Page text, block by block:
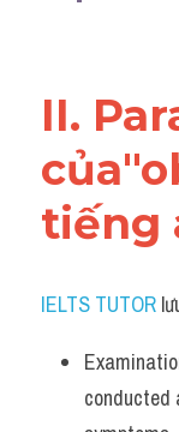
II.
tiếng
IELTS TUTOR
conducted